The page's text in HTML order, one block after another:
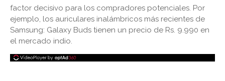
factor decisivo para los compradores potenciales. Por
ejemplo, los auriculares inalámbricos más recientes de
Samsung: Galaxy Buds tienen un precio de Rs. 9.990 en
el mercado indio.